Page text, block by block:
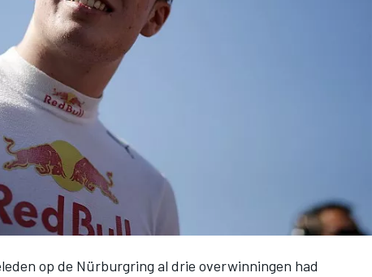
op de Nürburgring al drie overwinningen had